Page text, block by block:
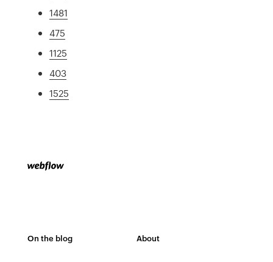
1481
475
1125
403
1525
On the blog About